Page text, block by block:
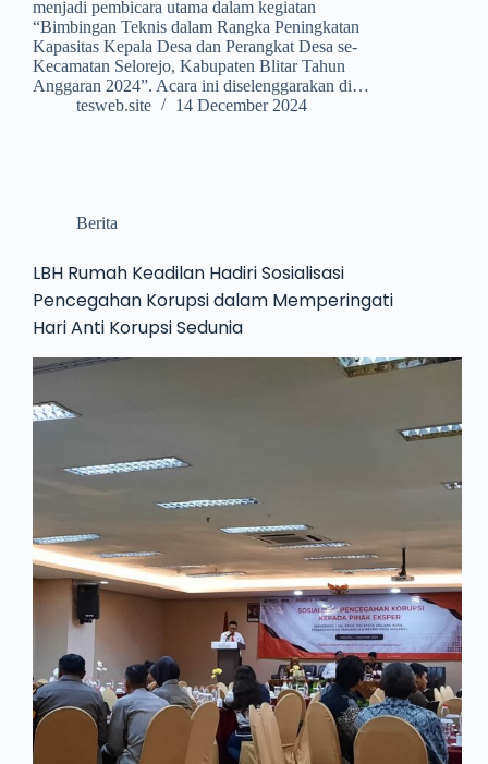
menjadi pembicara utama dalam kegiatan
“Bimbingan Teknis dalam Rangka Peningkatan
Kapasitas Kepala Desa dan Perangkat Desa se-
Kecamatan Selorejo, Kabupaten Blitar Tahun
Anggaran 2024”. Acara ini diselenggarakan di…
tesweb.site
14 December 2024
Berita
LBH Rumah Keadilan Hadiri Sosialisasi
Pencegahan Korupsi dalam Memperingati
Hari Anti Korupsi Sedunia